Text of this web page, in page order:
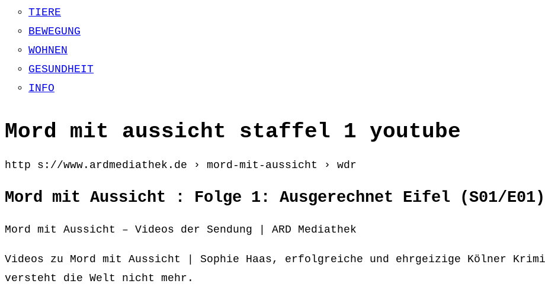
TIERE
BEWEGUNG
WOHNEN
GESUNDHEIT
INFO
Mord mit aussicht staffel 1 youtube
http s://www.ardmediathek.de › mord-mit-aussicht › wdr
Mord mit Aussicht : Folge 1: Ausgerechnet Eifel (S01/E01)
Mord mit Aussicht – Videos der Sendung | ARD Mediathek
Videos zu Mord mit Aussicht | Sophie Haas, erfolgreiche und ehrgeizige Kölner
versteht die Welt nicht mehr.